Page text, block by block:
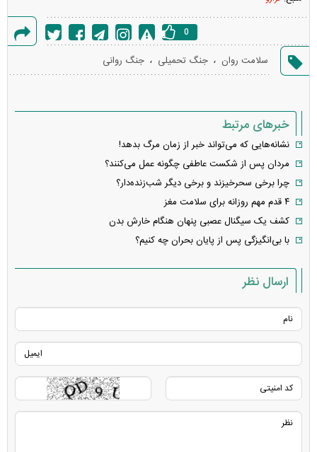
گزارش
خطا
0
سلامت روان ، جنگ تحمیلی ، جنگ روانی
خبرهای مرتبط
نشانه‌هایی که می‌تواند خبر از زمان مرگ بدهد!
مردان پس از شکست عاطفی چگونه عمل می‌کنند؟
چرا برخی سحرخیزند و برخی دیگر شب‌زنده‌دار؟
۴ قدم مهم روزانه برای سلامت مغز
کشف یک سیگنال عصبی پنهان هنگام خارش بدن
با بی‌انگیزگی پس از پایان بحران چه کنیم؟
ارسال نظر